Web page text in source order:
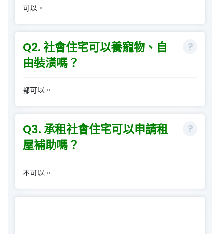
可以。
Q2. 社會住宅可以養寵物、自
由裝潢嗎？
都可以。
Q3. 承租社會住宅可以申請租
屋補助嗎？
不可以。